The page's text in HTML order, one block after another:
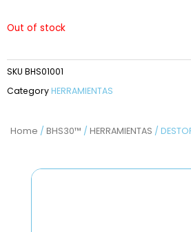
Home / BHS30™ / HERRAMIENTAS /
Out of stock
SKU BHS01001
Category HERRAMIENTAS